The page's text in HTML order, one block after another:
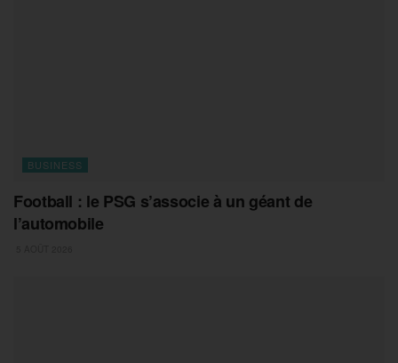
BUSINESS
Football : le PSG s’associe à un géant de
l’automobile